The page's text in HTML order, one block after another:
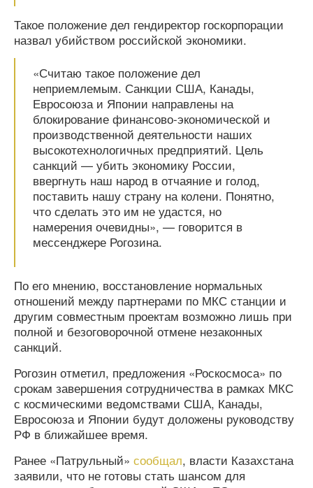
Такое положение дел гендиректор госкорпорации
назвал убийством российской экономики.
«Считаю такое положение дел
неприемлемым. Санкции США, Канады,
Евросоюза и Японии направлены на
блокирование финансово-экономической и
производственной деятельности наших
высокотехнологичных предприятий. Цель
санкций — убить экономику России,
ввергнуть наш народ в отчаяние и голод,
поставить нашу страну на колени. Понятно,
что сделать это им не удастся, но
намерения очевидны», — говорится в
мессенджере Рогозина.
По его мнению, восстановление нормальных
отношений между партнерами по МКС станции и
другим совместным проектам возможно лишь при
полной и безоговорочной отмене незаконных
санкций.
Рогозин отметил, предложения «Роскосмоса» по
срокам завершения сотрудничества в рамках МКС
с космическими ведомствами США, Канады,
Евросоюза и Японии будут доложены руководству
РФ в ближайшее время.
Ранее «Патрульный» сообщал, власти Казахстана
заявили, что не готовы стать шансом для